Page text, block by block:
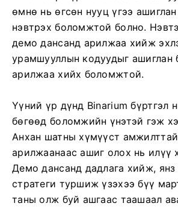
өмнө нь өгсөн нууц үгээ
нэвтрэх боломжтой болно.
демо дансанд арилжаа хийж
урамшууллын кодуудыг ашиглан
арилжаа хийх боломжтой.
Үүний үр дүнд Binarium бүртгэл
бөгөөд боломжийн үнэтэй гэж
Анхан шатны хүмүүст
арилжаанаас ашиг олох нь илүү
Демо дансанд дадлага хийж, янз
стратеги туршиж үзэхээ бүү
таны олж буй ашгаас таашаал